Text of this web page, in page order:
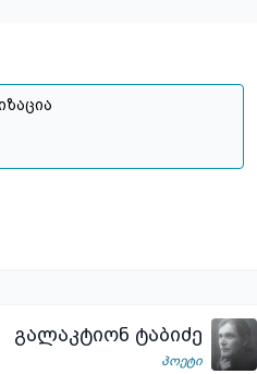
გალაკტიონ ტაბიძე
პოეტი